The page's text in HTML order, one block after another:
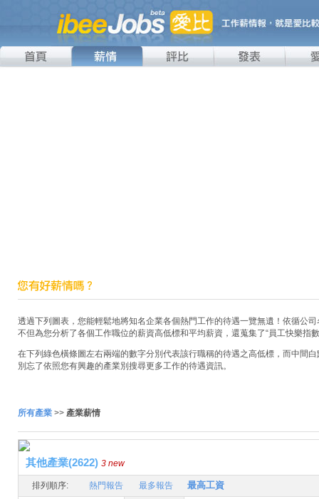
透過下列圖表，您能輕鬆地將知名企業各個熱門工作的待遇一覽無遺！依循公
不但為您分析了各個工作職位的薪資高低標和平均薪資，還蒐集了“員工快樂指
在下列綠色橫條圖左右兩端的數字分別代表該行職稱的待遇之高低標，而中間
別忘了依照您有興趣的產業別搜尋更多工作的待遇資訊。
所有產業 >> 產業薪情
其他產業(2622) 3 new
排列順序: 熱門報告 最多報告 最高工資